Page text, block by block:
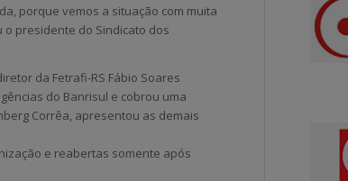
porque vemos a situação com muita
presidente do Sindicato dos
da Fetrafi-RS Fábio Soares
do Banrisul e cobrou uma
Corrêa, apresentou as demais
e reabertas somente após